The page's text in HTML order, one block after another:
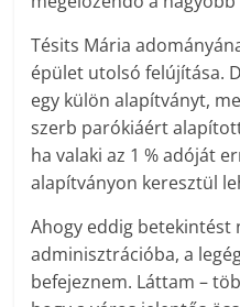
Tésits Mária
épület utolsó felújítása.
egy külön alapítványt,
szerb parókiáért
ha valaki az 1 % adóját
alapítványon keresztül
Ahogy eddig betekintést
adminisztrációba, a
befejeznem. Láttam –